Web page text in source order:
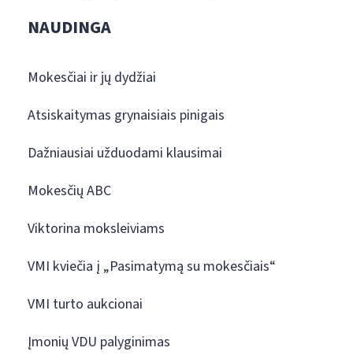
NAUDINGA
Mokesčiai ir jų dydžiai
Atsiskaitymas grynaisiais pinigais
Dažniausiai užduodami klausimai
Mokesčių ABC
Viktorina moksleiviams
VMI kviečia į „Pasimatymą su mokesčiais“
VMI turto aukcionai
Įmonių VDU palyginimas